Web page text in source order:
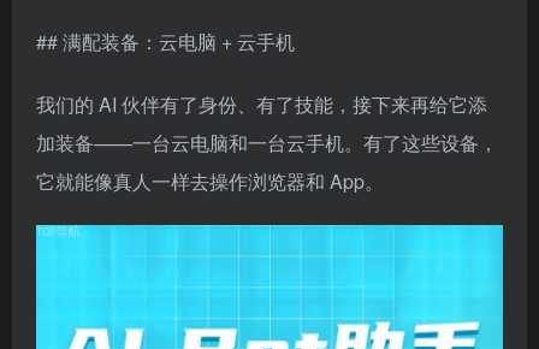
## 满配装备：云电脑 + 云手机
我们的 AI 伙伴有了身份、有了技能，接下来再给它添
加装备——一台云电脑和一台云手机。有了这些设备，
它就能像真人一样去操作浏览器和 App。